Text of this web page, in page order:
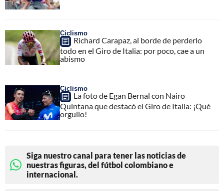
Ciclismo
Richard Carapaz, al borde de perderlo
todo en el Giro de Italia: por poco, cae a un
abismo
Ciclismo
La foto de Egan Bernal con Nairo
Quintana que destacó el Giro de Italia: ¡Qué
orgullo!
Siga nuestro canal para tener las noticias de
nuestras figuras, del fútbol colombiano e
internacional.